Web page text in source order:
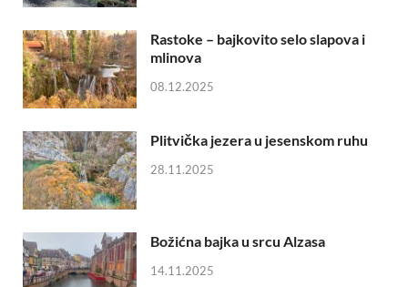
Rastoke – bajkovito selo slapova i
mlinova
08.12.2025
Plitvička jezera u jesenskom ruhu
28.11.2025
Božićna bajka u srcu Alzasa
14.11.2025